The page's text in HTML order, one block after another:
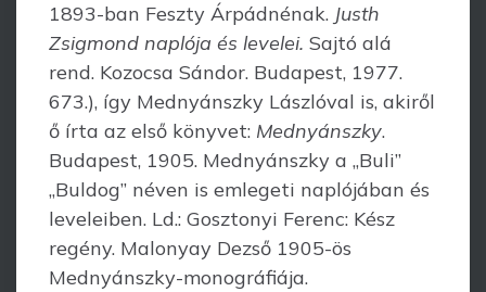
1893-ban Feszty Árpádnénak. Justh
Zsigmond naplója és levelei. Sajtó alá
rend. Kozocsa Sándor. Budapest, 1977.
673.), így Mednyánszky Lászlóval is, akiről
ő írta az első könyvet: Mednyánszky.
Budapest, 1905. Med­nyánszky a „Buli”
„Buldog” néven is emlegeti naplójában és
leveleiben. Ld.: Gosz­tonyi Ferenc: Kész
regény. Malonyay Dezső 1905-ös
Mednyánszky-mono­grá­fiája.